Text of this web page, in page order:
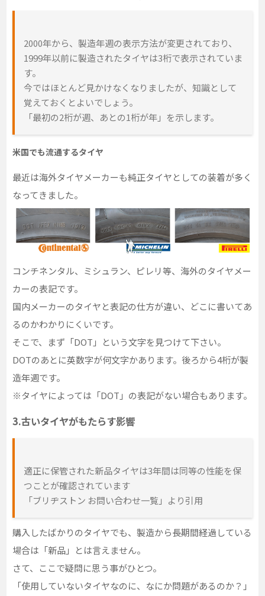
2000年から、製造年週の表示方法が変更されており、
1999年以前に製造されたタイヤは3桁で表示されていま
す。
今ではほとんど見かけなくなりましたが、知識として
覚えておくとよいでしょう。
「最初の2桁が週、あとの1桁が年」を示します。
米国でも流通するタイヤ
最近は海外タイヤメーカーも純正タイヤとしての装着が多く
なってきました。
コンチネンタル、ミシュラン、ピレリ等、海外のタイヤメー
カーの表記です。
国内メーカーのタイヤと表記の仕方が違い、どこに書いてあ
るのかわかりにくいです。
そこで、まず「DOT」という文字を見つけて下さい。
DOTのあとに英数字が何文字かあります。後ろから4桁が製
造年週です。
※タイヤによっては「DOT」の表記がない場合もあります。
3.古いタイヤがもたらす影響
適正に保管された新品タイヤは3年間は同等の性能を保
つことが確認されています
「ブリヂストン お問い合わせ一覧」より引用
購入したばかりのタイヤでも、製造から長期間経過している
場合は「新品」とは言えません。
さて、ここで疑問に思う事がひとつ。
「使用していないタイヤなのに、なにか問題があるのか？」